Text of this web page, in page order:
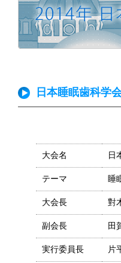
日本睡眠歯科学
大会名 日
テーマ 睡
大会長 對
副会長 田
実行委員長 片